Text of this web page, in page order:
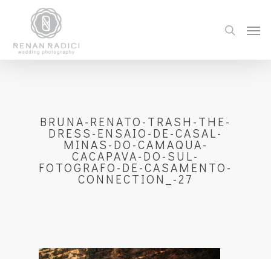
BRUNA-RENATO-TRASH-THE-
DRESS-ENSAIO-DE-CASAL-
MINAS-DO-CAMAQUA-
CACAPAVA-DO-SUL-
FOTOGRAFO-DE-CASAMENTO-
CONNECTION_-27